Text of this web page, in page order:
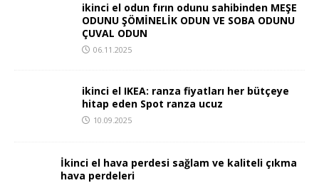
ikinci el odun fırın odunu sahibinden MEŞE
ODUNU ŞÖMİNELİK ODUN VE SOBA ODUNU
ÇUVAL ODUN
06.11.2025
ikinci el IKEA: ranza fiyatları her bütçeye
hitap eden Spot ranza ucuz
10.09.2025
İkinci el hava perdesi sağlam ve kaliteli çıkma
hava perdeleri